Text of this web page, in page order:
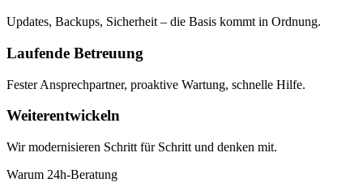
Updates, Backups, Sicherheit – die Basis kommt in Ordnung.
Laufende Betreuung
Fester Ansprechpartner, proaktive Wartung, schnelle Hilfe.
Weiterentwickeln
Wir modernisieren Schritt für Schritt und denken mit.
Warum 24h-Beratung